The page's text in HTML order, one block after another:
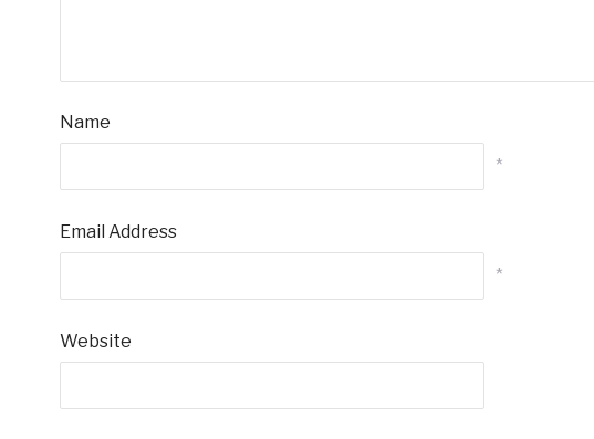
Name
*
Email Address
*
Website